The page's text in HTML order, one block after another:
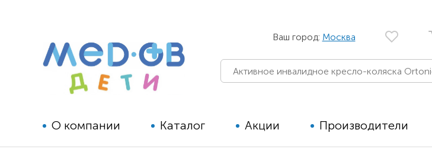
Ваш город: Москва
О компании Каталог Акции Производители